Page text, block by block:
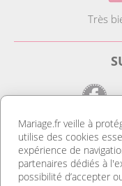
Très
LE SITE
Notre site est le
trouverez des idées de
Mariage.fr veille à
utilise des cookies
expérience de
partenaires dédiés à
possibilité d’accepter